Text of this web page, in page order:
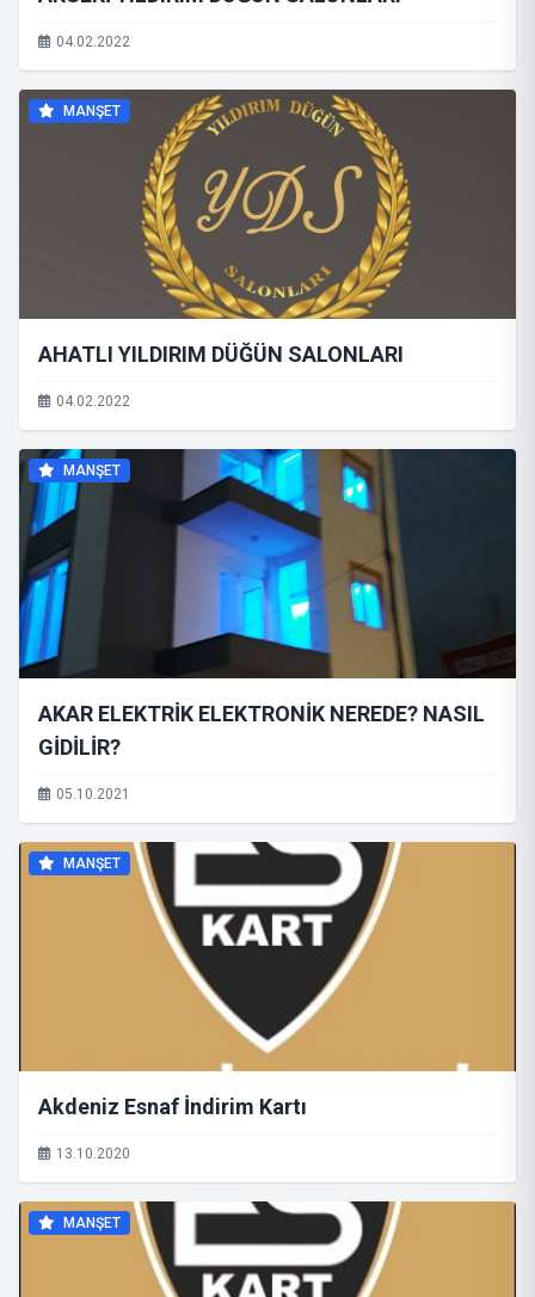
04.02.2022
MANŞET
AHATLI YILDIRIM DÜĞÜN SALONLARI
04.02.2022
MANŞET
AKAR ELEKTRİK ELEKTRONİK NEREDE? NASIL
GİDİLİR?
05.10.2021
MANŞET
Akdeniz Esnaf İndirim Kartı
13.10.2020
MANŞET